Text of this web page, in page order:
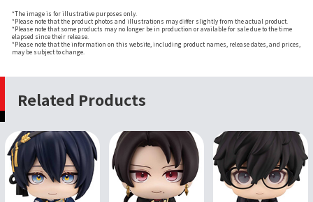
*The image is for illustrative purposes only.
*Please note that the product photos and illustrations may differ slightly from the actual product.
*Please note that some products may no longer be in production or available for sale due to the time
elapsed since their release.
*Please note that the information on this website, including product names, release dates, and prices,
may be subject to change.
Related Products